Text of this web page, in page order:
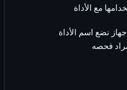
مع الأداة
نضع اسم الأداة
فحصه